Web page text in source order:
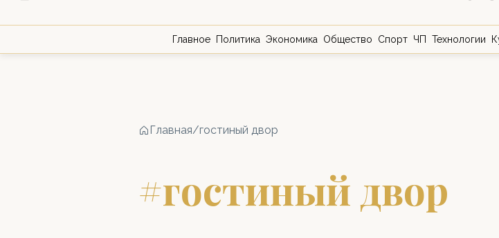
Главное Политика Экономика Общество Спорт ЧП Технологии
Главная/гостиный двор
#гостиный двор